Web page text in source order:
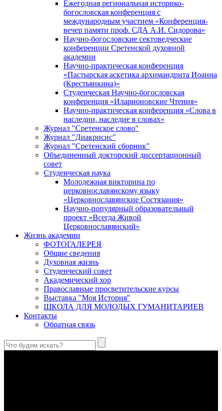
Ежегодная региональная историко-
богословская конференция с
международным участием «Конференция-
вечер памяти проф. СДА А.И. Сидорова»
Научно-богословские сектоведческие
конференции Сретенской духовной
академии
Научно-практическая конференция
«Пастырская аскетика архимандрита Иоанна
(Крестьянкина)»
Студенческая Научно-богословская
конференция «Иларионовские Чтения»
Научно-практическая конференция «Cлова в
наследии, наследие в словах»
Журнал "Сретенское слово"
Журнал "Диакрисис"
Журнал "Сретенский сборник"
Объединенный докторский диссертационный
совет
Студенческая наука
Молодежная викторина по
церковнославянскому языку
«Церковнославянские Состязания»
Научно-популярный образовательный
проект «Всегда Живой
Церковнославянский»
Жизнь академии
ФОТОГАЛЕРЕЯ
Общие сведения
Духовная жизнь
Студенческий совет
Академический хор
Православные просветительские курсы
Выставка "Моя История"
ШКОЛА ДЛЯ МОЛОДЫХ ГУМАНИТАРИЕВ
Контакты
Обратная связь